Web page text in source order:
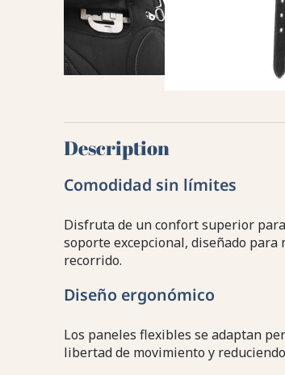
Description
Comodidad sin límites
Disfruta de un confort superior
soporte excepcional, diseñado
recorrido.
Diseño ergonómico
Los paneles flexibles se adaptan
libertad de movimiento y